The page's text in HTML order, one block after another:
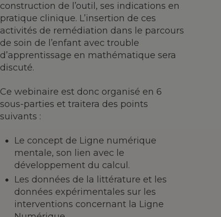
construction de l’outil, ses indications en
pratique clinique. L’insertion de ces
activités de remédiation dans le parcours
de soin de l’enfant avec trouble
d’apprentissage en mathématique sera
discuté.
Ce webinaire est donc organisé en 6
sous-parties et traitera des points
suivants :
Le concept de Ligne numérique
mentale, son lien avec le
développement du calcul.
Les données de la littérature et les
données expérimentales sur les
interventions concernant la Ligne